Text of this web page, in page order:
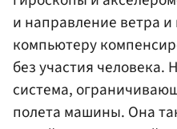
и направление ветра
компьютеру
без участия человека.
система,
полета машины. Она